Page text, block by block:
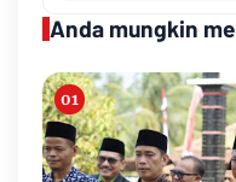
Anda mungkin